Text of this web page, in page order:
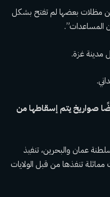
مظلات بعضها لم تفتح بشكل
المساعدات”.
غزة.
صواريخ يتم إسقاطها من
عمان والبحرين، تنفيذ
تنفذها من قبل الولايات